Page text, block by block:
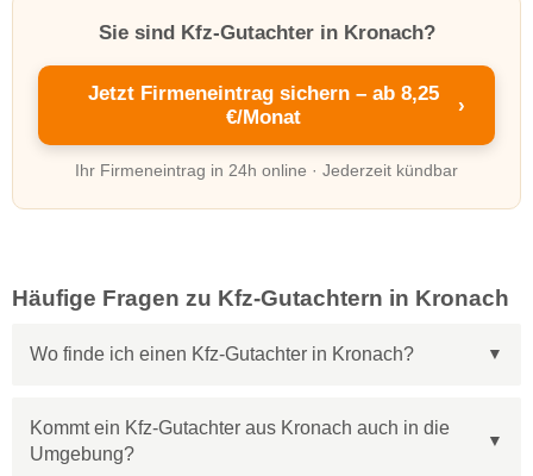
Sie sind Kfz-Gutachter in Kronach?
Jetzt Firmeneintrag sichern – ab 8,25
€/Monat
›
Ihr Firmeneintrag in 24h online · Jederzeit kündbar
Häufige Fragen zu Kfz-Gutachtern in Kronach
Wo finde ich einen Kfz-Gutachter in Kronach?
Kommt ein Kfz-Gutachter aus Kronach auch in die
Umgebung?